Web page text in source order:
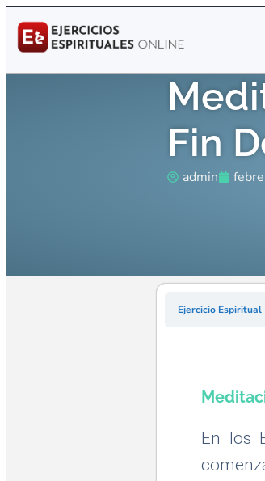
Fin
admin
Ejercicio Espiritual
En los